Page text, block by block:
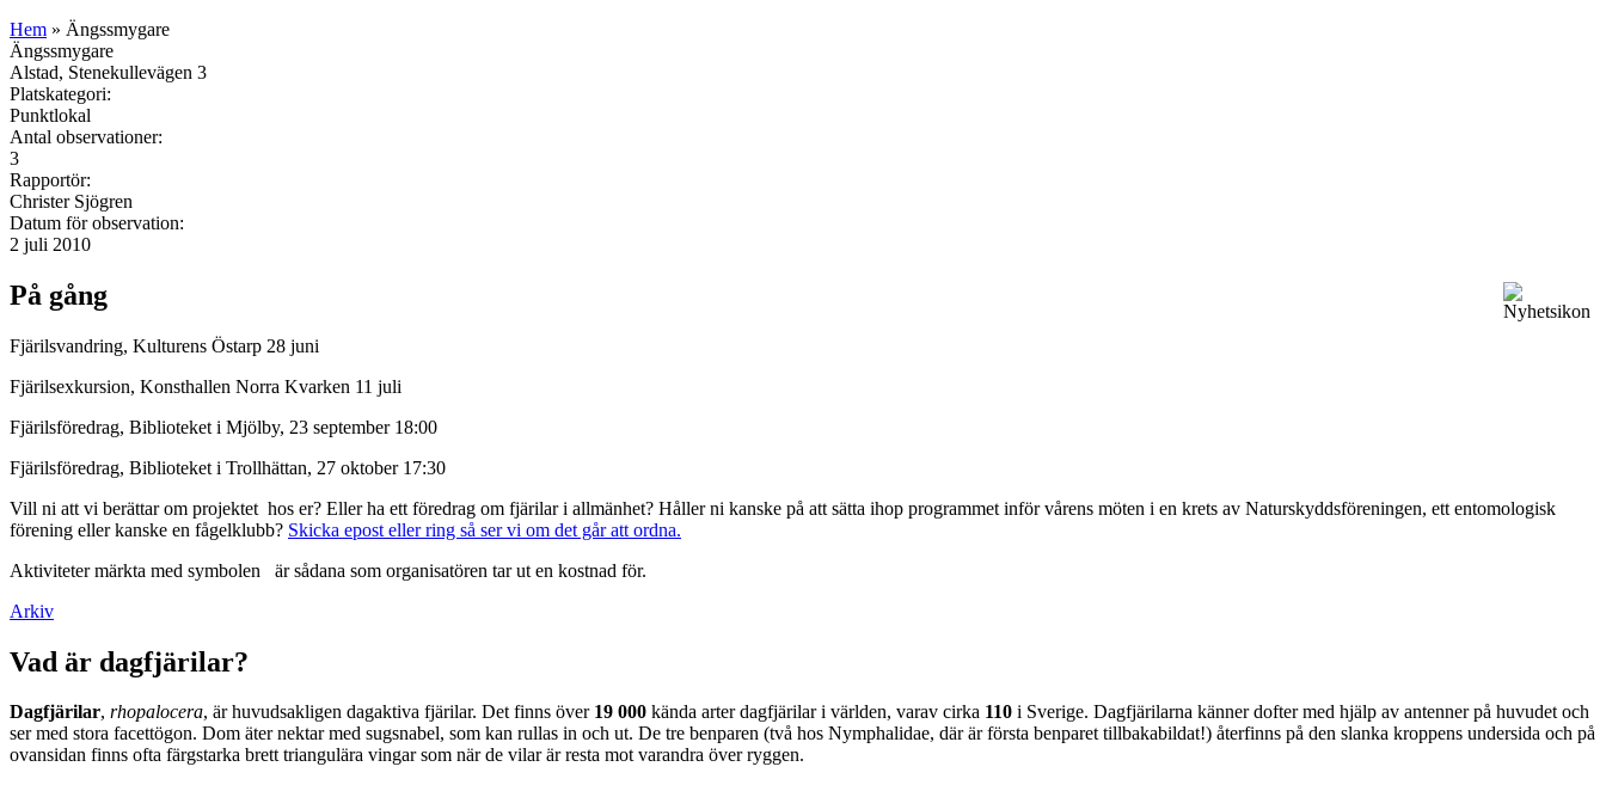
Hem » Ängssmygare
Ängssmygare
Alstad, Stenekullevägen 3
Platskategori:
Punktlokal
Antal observationer:
3
Rapportör:
Christer Sjögren
Datum för observation:
2 juli 2010
På gång
Fjärilsvandring, Kulturens Östarp 28 juni
Fjärilsexkursion, Konsthallen Norra Kvarken 11 juli
Fjärilsföredrag, Biblioteket i Mjölby, 23 september 18:00
Fjärilsföredrag, Biblioteket i Trollhättan, 27 oktober 17:30
Vill ni att vi berättar om projektet hos er? Eller ha ett föredrag om fjärilar i allmänhet? Håller ni kanske på att sätta ihop programmet inför vårens möten i en krets av Naturskyddsföreningen, ett entomologisk
förening eller kanske en fågelklubb? Skicka epost eller ring så ser vi om det går att ordna.
Aktiviteter märkta med symbolen
är sådana som organisatören tar ut en kostnad för.
Arkiv
Vad är dagfjärilar?
Dagfjärilar, rhopalocera, är huvudsakligen dagaktiva fjärilar. Det finns över 19 000 kända arter dagfjärilar i världen, varav cirka 110 i Sverige. Dagfjärilarna känner dofter med hjälp av antenner på huvudet och
ser med stora facettögon. Dom äter nektar med sugsnabel, som kan rullas in och ut. De tre benparen (två hos Nymphalidae, där är första benparet tillbakabildat!) återfinns på den slanka kroppens undersida och på
ovansidan finns ofta färgstarka brett triangulära vingar som när de vilar är resta mot varandra över ryggen.